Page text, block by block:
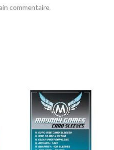
commentaire.